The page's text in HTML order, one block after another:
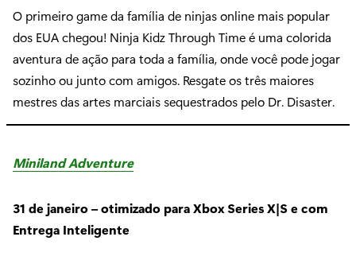
O primeiro game da família de ninjas online mais popular
dos EUA chegou! Ninja Kidz Through Time é uma colorida
aventura de ação para toda a família, onde você pode jogar
sozinho ou junto com amigos. Resgate os três maiores
mestres das artes marciais sequestrados pelo Dr. Disaster.
Miniland Adventure
31 de janeiro – otimizado para Xbox Series X|S e com
Entrega Inteligente